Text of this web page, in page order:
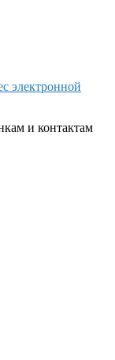
электронной
и контактам